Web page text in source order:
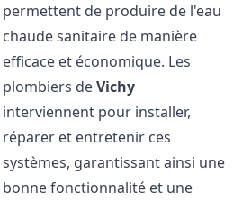
permettent de produire de l'eau
chaude sanitaire de manière
efficace et économique. Les
plombiers deVichy
interviennent pour installer,
réparer et entretenir ces
systèmes, garantissant ainsi une
bonne fonctionnalité et une